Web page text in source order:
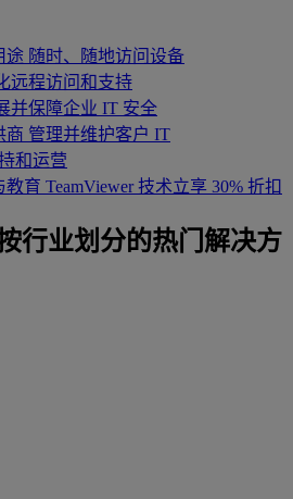
途 随时、随地访问设备
远程访问和支持
并保障企业 IT 安全
商 管理并维护客户 IT
和运营
教育 TeamViewer 技术立享 30% 折扣
行业划分的热门解决方